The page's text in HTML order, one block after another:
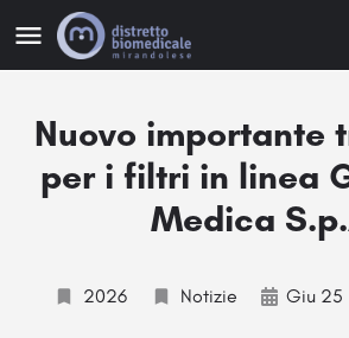
Nuovo importante
per i filtri in linea
Medica
2026 Notizie Giu 25